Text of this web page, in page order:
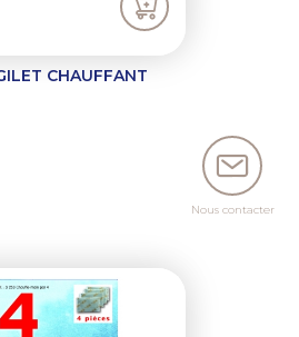
CHAUFFANT
Nous contacter